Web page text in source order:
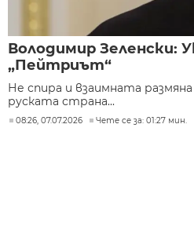
Володимир Зеленски:
„Пейтриът“
Не спира и взаимната
руската страна...
08:26, 07.07.2026 Чете се за: 01:27 мин.